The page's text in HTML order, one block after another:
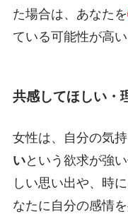
た場合は、あなたを
ている可能性が高い
共感してほしい・
女性は、自分の気
いという欲求が強
しい思い出や、時
なたに自分の感情